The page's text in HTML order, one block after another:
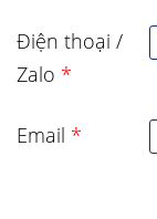
Điện thoại /
Zalo *
Email *